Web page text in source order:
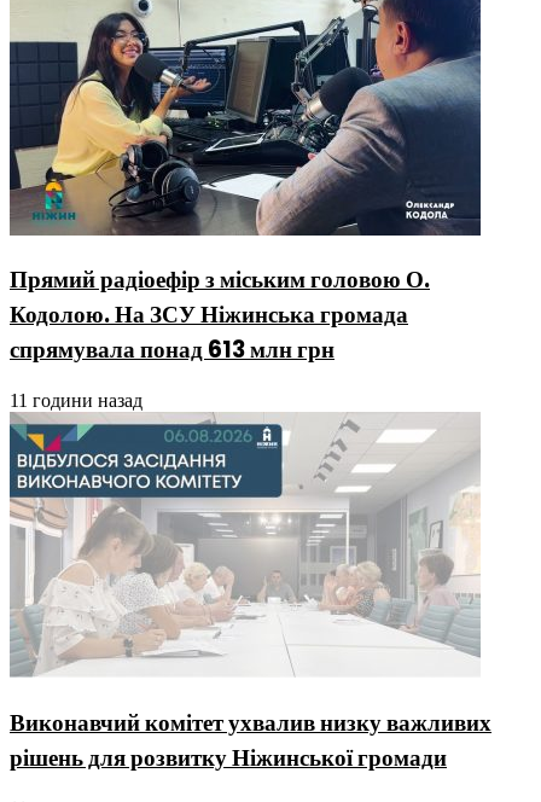
Прямий радіоефір з міським головою О.
Кодолою. На ЗСУ Ніжинська громада
спрямувала понад 613 млн грн
11 години назад
Виконавчий комітет ухвалив низку важливих
рішень для розвитку Ніжинської громади